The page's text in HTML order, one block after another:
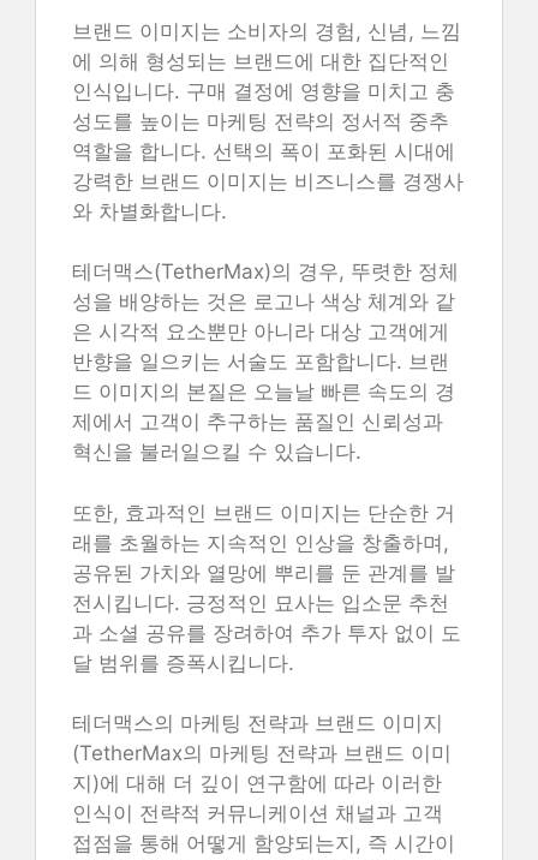
브랜드 이미지는 소비자의 경험, 신념, 느낌
에 의해 형성되는 브랜드에 대한 집단적인
인식입니다. 구매 결정에 영향을 미치고 충
성도를 높이는 마케팅 전략의 정서적 중추
역할을 합니다. 선택의 폭이 포화된 시대에
강력한 브랜드 이미지는 비즈니스를 경쟁사
와 차별화합니다.
테더맥스(TetherMax)의 경우, 뚜렷한 정체
성을 배양하는 것은 로고나 색상 체계와 같
은 시각적 요소뿐만 아니라 대상 고객에게
반향을 일으키는 서술도 포함합니다. 브랜
드 이미지의 본질은 오늘날 빠른 속도의 경
제에서 고객이 추구하는 품질인 신뢰성과
혁신을 불러일으킬 수 있습니다.
또한, 효과적인 브랜드 이미지는 단순한 거
래를 초월하는 지속적인 인상을 창출하며,
공유된 가치와 열망에 뿌리를 둔 관계를 발
전시킵니다. 긍정적인 묘사는 입소문 추천
과 소셜 공유를 장려하여 추가 투자 없이 도
달 범위를 증폭시킵니다.
테더맥스의 마케팅 전략과 브랜드 이미지
(TetherMax의 마케팅 전략과 브랜드 이미
지)에 대해 더 깊이 연구함에 따라 이러한
인식이 전략적 커뮤니케이션 채널과 고객
접점을 통해 어떻게 함양되는지, 즉 시간이